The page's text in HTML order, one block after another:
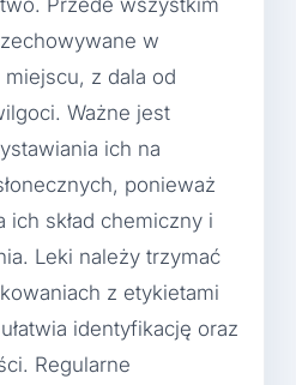
Przede wszystkim
w
miejscu, z dala od
Ważne jest
ich na
ponieważ
ich skład chemiczny i
Leki należy trzymać
z etykietami
identyfikację oraz
Regularne